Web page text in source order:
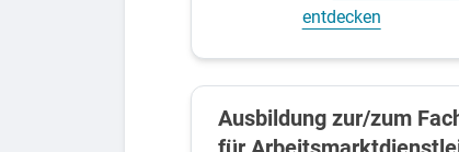
entdecken
Ausbildung zur/zum